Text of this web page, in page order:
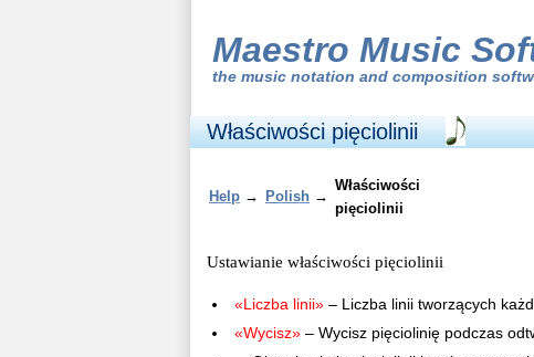
Maestro Music
the music notation and composition
Właściwości pięciolinii
Help → Polish →
Właściwości
pięciolinii
Ustawianie właściwości pięciolinii
«Liczba linii» – Liczba linii tworzących
«Wycisz» – Wycisz pięciolinię podczas